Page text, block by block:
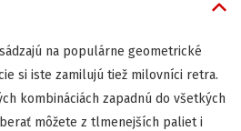
na populárne geometrické
si iste zamilujú tiež milovníci retra.
kombináciách zapadnú do všetkých
môžete z tlmenejších paliet i